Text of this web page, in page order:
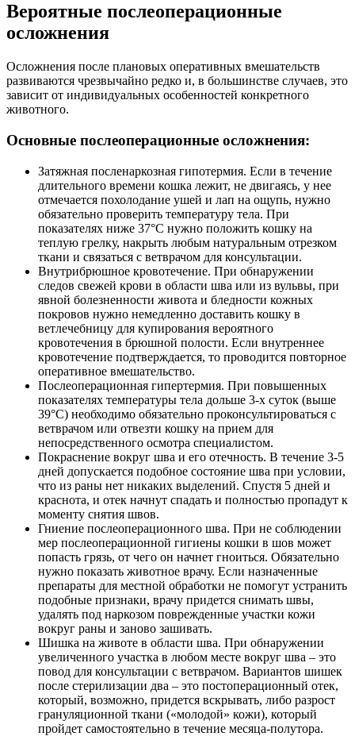
Вероятные послеоперационные
осложнения
Осложнения после плановых оперативных вмешательств
развиваются чрезвычайно редко и, в большинстве случаев, это
зависит от индивидуальных особенностей конкретного
животного.
Основные послеоперационные осложнения:
Затяжная посленаркозная гипотермия. Если в течение
длительного времени кошка лежит, не двигаясь, у нее
отмечается похолодание ушей и лап на ощупь, нужно
обязательно проверить температуру тела. При
показателях ниже 37°С нужно положить кошку на
теплую грелку, накрыть любым натуральным отрезком
ткани и связаться с ветврачом для консультации.
Внутрибрюшное кровотечение. При обнаружении
следов свежей крови в области шва или из вульвы, при
явной болезненности живота и бледности кожных
покровов нужно немедленно доставить кошку в
ветлечебницу для купирования вероятного
кровотечения в брюшной полости. Если внутреннее
кровотечение подтверждается, то проводится повторное
оперативное вмешательство.
Послеоперационная гипертермия. При повышенных
показателях температуры тела дольше 3-х суток (выше
39°С) необходимо обязательно проконсультироваться с
ветврачом или отвезти кошку на прием для
непосредственного осмотра специалистом.
Покраснение вокруг шва и его отечность. В течение 3-5
дней допускается подобное состояние шва при условии,
что из раны нет никаких выделений. Спустя 5 дней и
краснота, и отек начнут спадать и полностью пропадут к
моменту снятия швов.
Гниение послеоперационного шва. При не соблюдении
мер послеоперационной гигиены кошки в шов может
попасть грязь, от чего он начнет гноиться. Обязательно
нужно показать животное врачу. Если назначенные
препараты для местной обработки не помогут устранить
подобные признаки, врачу придется снимать швы,
удалять под наркозом поврежденные участки кожи
вокруг раны и заново зашивать.
Шишка на животе в области шва. При обнаружении
увеличенного участка в любом месте вокруг шва – это
повод для консультации с ветврачом. Вариантов шишек
после стерилизации два – это постоперационный отек,
который, возможно, придется вскрывать, либо разрост
грануляционной ткани («молодой» кожи), который
пройдет самостоятельно в течение месяца-полутора.